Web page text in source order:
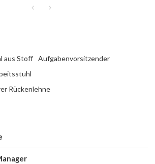
aus Stoff
Aufgabenvorsitzender
Rückenlehne